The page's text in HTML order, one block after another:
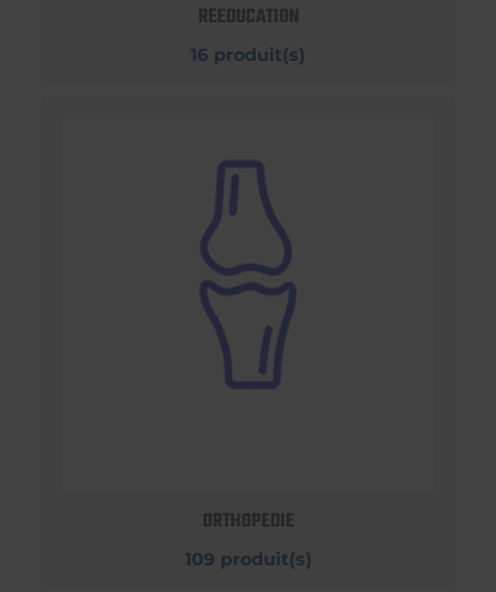
REEDUCATION
16 produit(s)
ORTHOPEDIE
109 produit(s)